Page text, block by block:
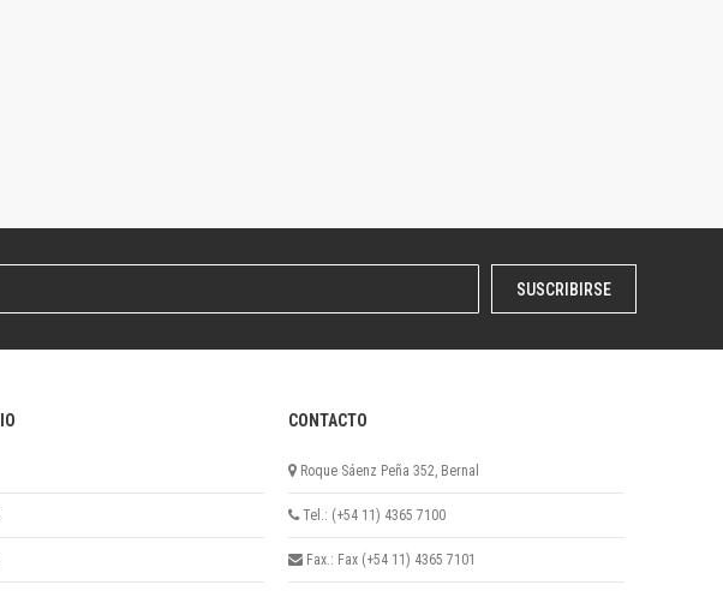
SUSCRIBIRSE
CONTACTO
Roque Sáenz Peña 352, Bernal
Tel.: (+54 11) 4365 7100
Fax.: Fax (+54 11) 4365 7101